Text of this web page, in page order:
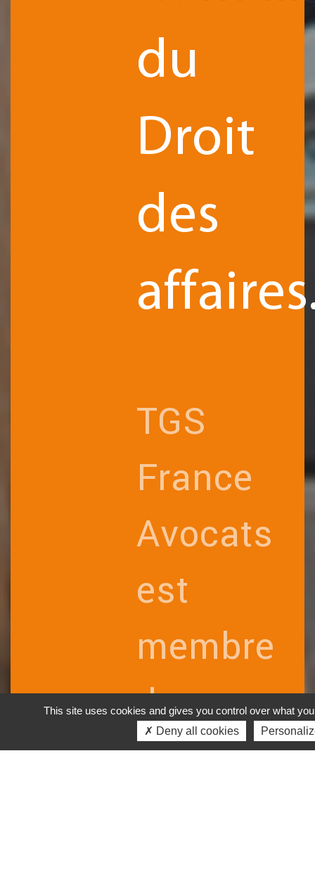
du
Droit
des
TGS
France
Avocats
est
membre
du
réseau
This site uses cookies and gives you control over what
✗ Deny all cookies